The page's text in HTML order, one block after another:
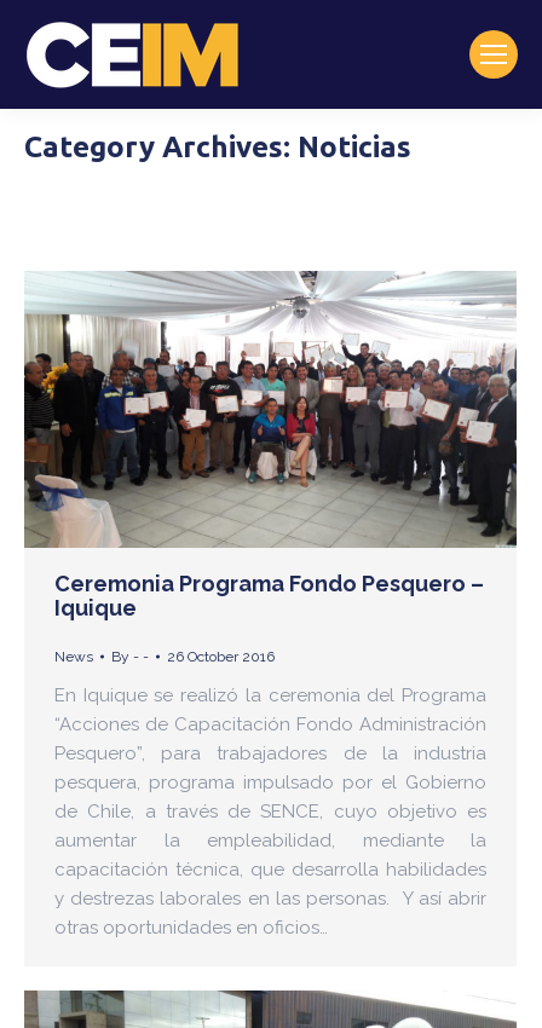
Category Archives: Noticias
Ceremonia Programa Fondo Pesquero –
Iquique
News By - - 26 October 2016
En Iquique se realizó la ceremonia del Programa
“Acciones de Capacitación Fondo Administración
Pesquero”, para trabajadores de la industria
pesquera, programa impulsado por el Gobierno
de Chile, a través de SENCE, cuyo objetivo es
aumentar la empleabilidad, mediante la
capacitación técnica, que desarrolla habilidades
y destrezas laborales en las personas. Y así abrir
otras oportunidades en oficios…